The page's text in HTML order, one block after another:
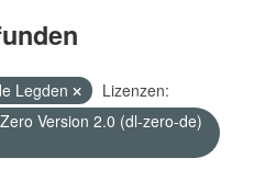
Legden
Lizenzen:
Version 2.0 (dl-zero-de)